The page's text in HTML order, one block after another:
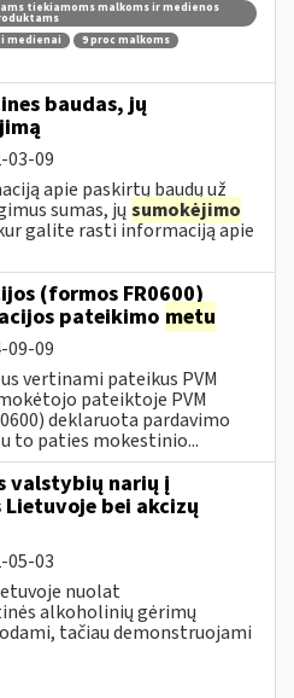
tiekiamoms malkoms ir medienos
medienai
9 proc malkoms
baudas, jų
03-09
apie paskirtų baudų už
sumas, jų sumokėjimo
galite rasti informaciją apie
(formos FR0600)
pateikimo metu
09-09
vertinami pateikus PVM
pateiktoje PVM
deklaruota pardavimo
to paties mokestinio...
valstybių narių į
bei akcizų
05-03
nuolat
alkoholinių gėrimų
tačiau demonstruojami